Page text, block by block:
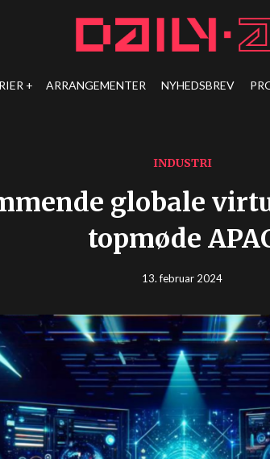
ARRANGEMENTER NYHEDSBREV
INDUSTRI
globale
topmøde
13. februar 2024